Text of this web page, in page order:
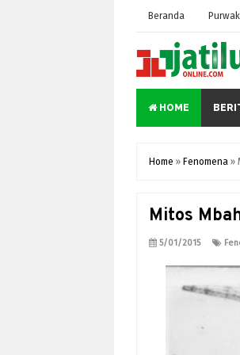
Beranda
HOME
Home » Fenomena »
Mitos
5/01/2015